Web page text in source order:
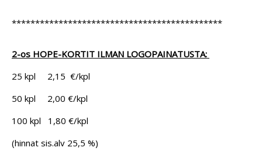
*********************************************
2-os HOPE-KORTIT ILMAN LOGOPAINATUSTA:
25 kpl 2,15 €/kpl
50 kpl 2,00 €/kpl
100 kpl 1,80 €/kpl
(hinnat sis.alv 25,5 %)